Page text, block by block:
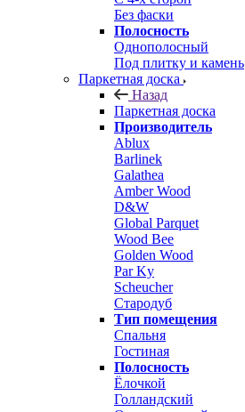
Без фаски
Полосность
Однополосный
Под плитку и камень
Паркетная доска
Назад
Паркетная доска
Производитель
Ablux
Barlinek
Galathea
Amber Wood
D&W
Global Parquet
Wood Bee
Golden Wood
Par Ky
Scheucher
Стародуб
Тип помещения
Спальня
Гостиная
Полосность
Ёлочкой
Голландский